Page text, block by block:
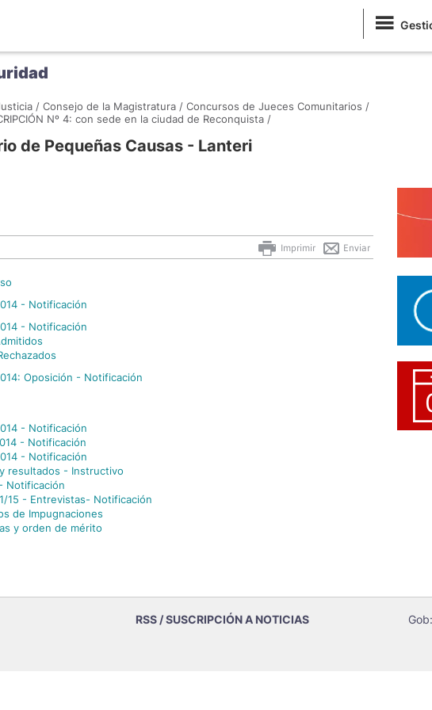
/ Consejo de la Magistratura / Concursos de Jueces Comunitarios /
Nº 4: con sede en la ciudad de Reconquista /
de Pequeñas Causas - Lanteri
Enviar
Imprimir
- Notificación
- Notificación
Oposición - Notificación
- Notificación
- Notificación
- Notificación
resultados - Instructivo
Notificación
15 - Entrevistas- Notificación
de Impugnaciones
y orden de mérito
RSS / SUSCRIPCIÓN A NOTICIAS